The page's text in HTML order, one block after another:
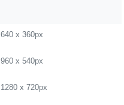
640x 360px
960x 540px
1280x 720px